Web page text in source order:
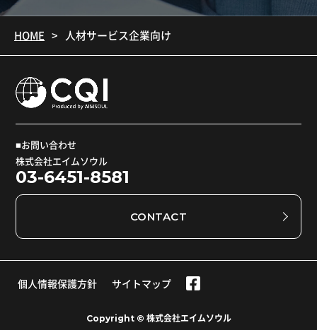
HOME 人材サービス企業向け
■お問い合わせ
株式会社エイムソウル
03-6451-8581
CONTACT
個人情報保護方針 サイトマップ
Copyright © 株式会社エイムソウル